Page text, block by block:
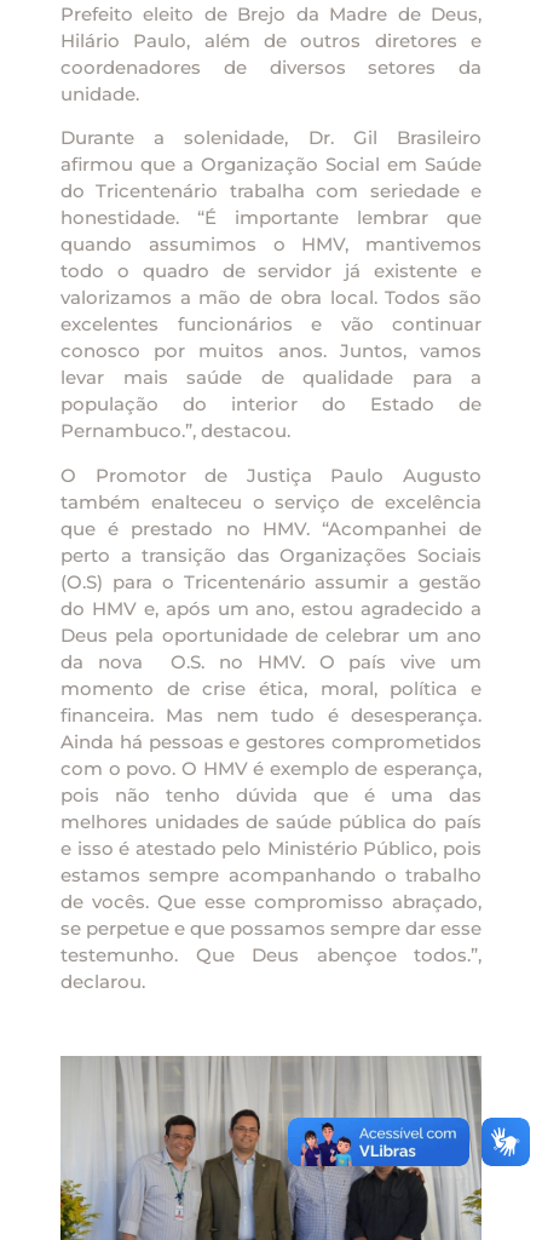
Prefeito eleito de Brejo da Madre de Deus,
Hilário Paulo, além de outros diretores e
coordenadores de diversos setores da
unidade.
Durante a solenidade, Dr. Gil Brasileiro
afirmou que a Organização Social em Saúde
do Tricentenário trabalha com seriedade e
honestidade. “É importante lembrar que
quando assumimos o HMV, mantivemos
todo o quadro de servidor já existente e
valorizamos a mão de obra local. Todos são
excelentes funcionários e vão continuar
conosco por muitos anos. Juntos, vamos
levar mais saúde de qualidade para a
população do interior do Estado de
Pernambuco.”, destacou.
O Promotor de Justiça Paulo Augusto
também enalteceu o serviço de excelência
que é prestado no HMV. “Acompanhei de
perto a transição das Organizações Sociais
(O.S) para o Tricentenário assumir a gestão
do HMV e, após um ano, estou agradecido a
Deus pela oportunidade de celebrar um ano
da nova O.S. no HMV. O país vive um
momento de crise ética, moral, política e
financeira. Mas nem tudo é desesperança.
Ainda há pessoas e gestores comprometidos
com o povo. O HMV é exemplo de esperança,
pois não tenho dúvida que é uma das
melhores unidades de saúde pública do país
e isso é atestado pelo Ministério Público, pois
estamos sempre acompanhando o trabalho
de vocês. Que esse compromisso abraçado,
se perpetue e que possamos sempre dar esse
testemunho. Que Deus abençoe todos.”,
declarou.